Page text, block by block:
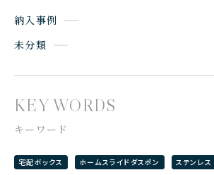
納入事例
未分類
KEY WORDS
キーワード
宅配ボックス ホームスライドダスポン ステンレス